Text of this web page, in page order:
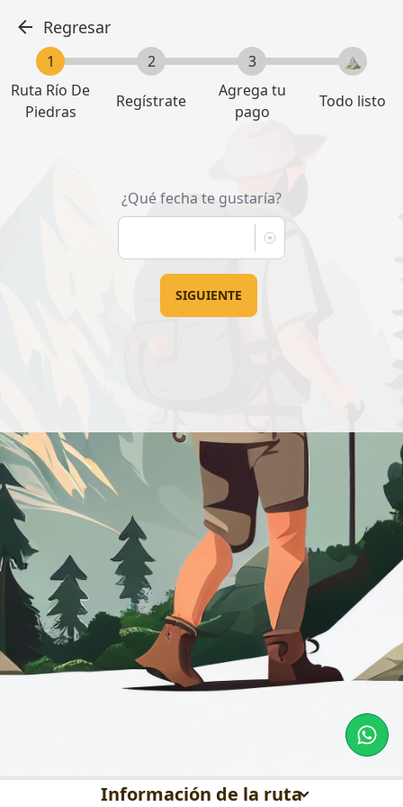
Información de la ruta
Regresar
Ruta Río De
Piedras
Regístrate
Agrega tu
pago
Todo listo
¿Qué fecha te gustaría?
SIGUIENTE